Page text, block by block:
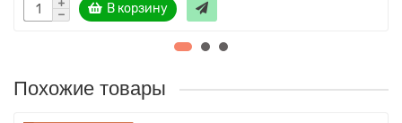
В корзину
Похожие товары